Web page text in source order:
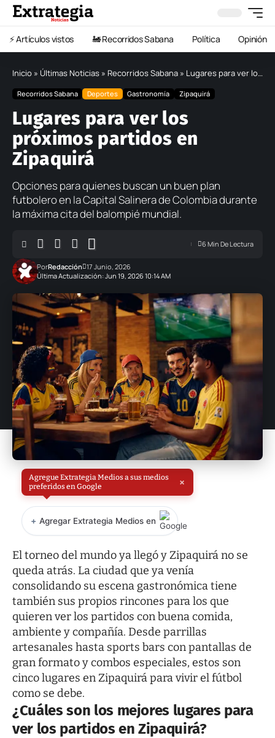
⚡️ Artículos vistos 🚂 Recorridos Sabana Política Opinión
Inicio » Últimas Noticias » Recorridos Sabana » Lugares para ver los próximos partidos en Zipaquirá
Recorridos Sabana Deportes Gastronomía Zipaquirá
Lugares para ver los
próximos partidos en
Zipaquirá
Opciones para quienes buscan un buen plan
futbolero en la Capital Salinera de Colombia durante
la máxima cita del balompié mundial.
Última Actualización: Jun 19, 2026 10:14 AM
PorRedacción 17 Junio, 2026
6 Min De Lectura
Agregue Extrategia Medios a sus medios
preferidos en Google
×
+ Agregar Extrategia Medios en
El torneo del mundo ya llegó y Zipaquirá no se
queda atrás. La ciudad que ya venía
consolidando su escena gastronómica tiene
también sus propios rincones para los que
quieren ver los partidos con buena comida,
ambiente y compañía. Desde parrillas
artesanales hasta sports bars con pantallas de
gran formato y combos especiales, estos son
cinco lugares en Zipaquirá para vivir el fútbol
como se debe.
¿Cuáles son los mejores lugares para
ver los partidos en Zipaquirá?